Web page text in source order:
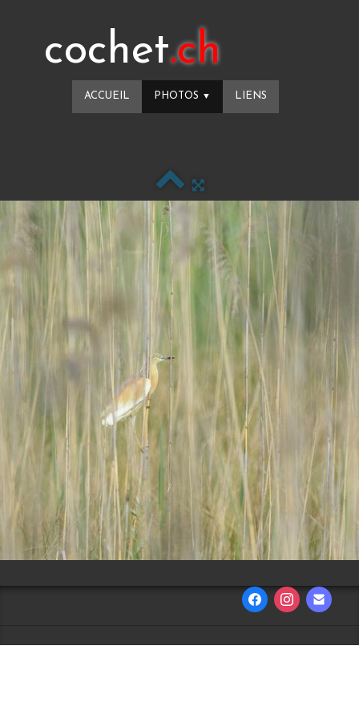
cochet.ch
ACCUEIL PHOTOS ▼ LIENS